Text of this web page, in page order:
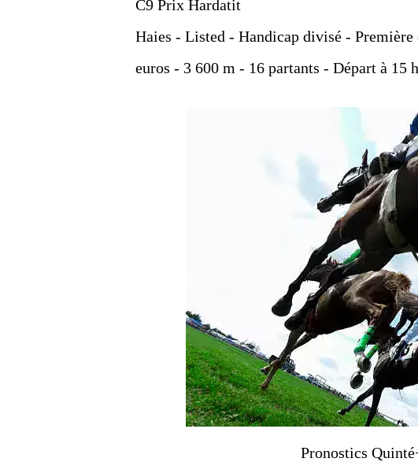
C9 Prix Hardatit
Haies - Listed - Handicap divisé -
euros - 3 600 m - 16 partants - Départ à 15
Pronostics